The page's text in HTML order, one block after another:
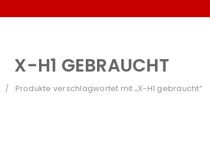
X-H1 GEBRAUCHT
/ Produkte verschlagwortet mit „X-H1 gebraucht“